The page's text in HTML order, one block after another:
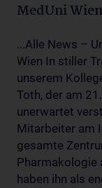
MedUni
...Alle News –
Wien In stiller
unserem
Toth, der am
unerwartet
Mitarbeiter am
gesamte
Pharmakologie
haben ihn als